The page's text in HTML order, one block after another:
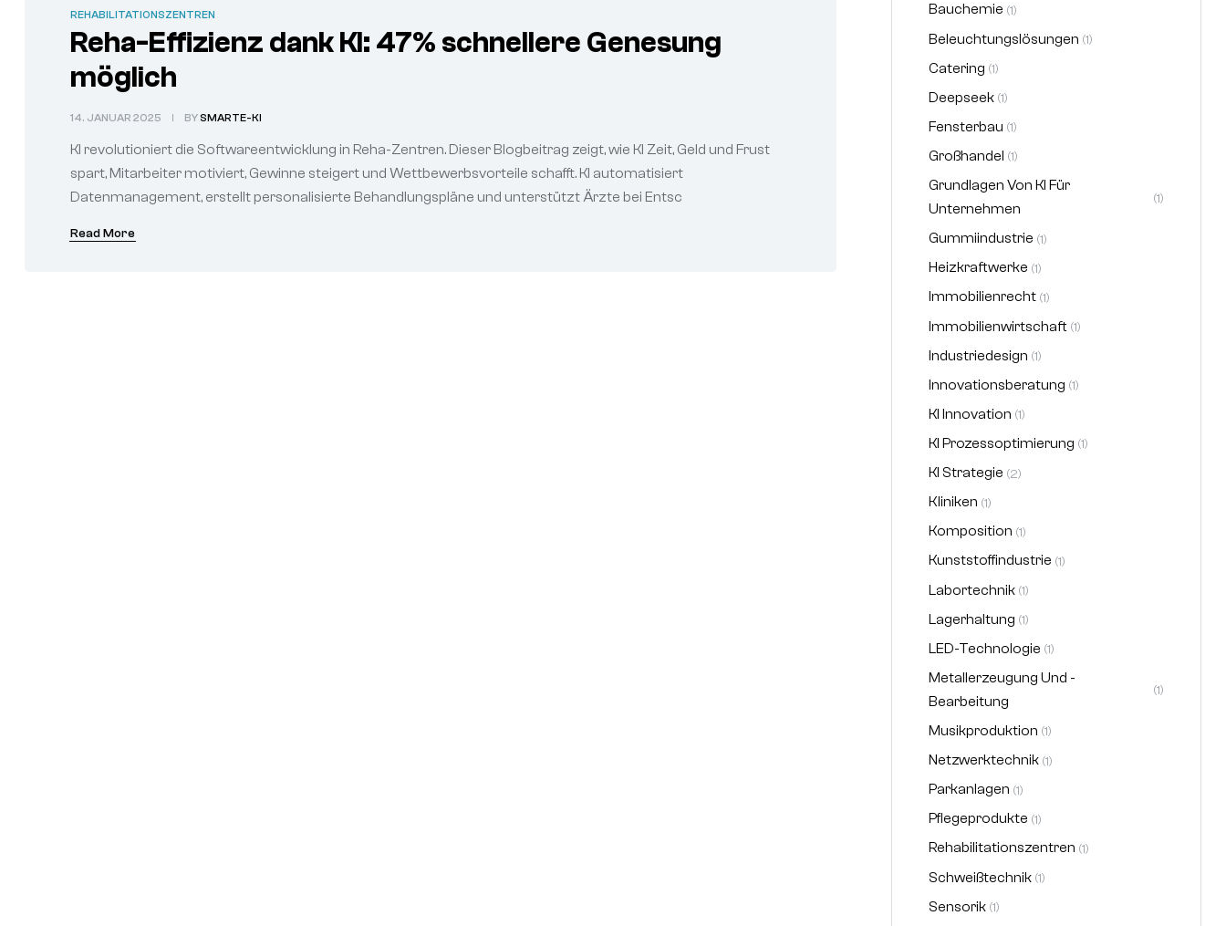
REHABILITATIONSZENTREN
Reha-Effizienz dank KI: 47% schnellere Genesung
möglich
14. JANUAR 2025 BYSMARTE-KI
KI revolutioniert die Softwareentwicklung in Reha-Zentren. Dieser Blogbeitrag zeigt, wie KI Zeit, Geld und Frust
spart, Mitarbeiter motiviert, Gewinne steigert und Wettbewerbsvorteile schafft. KI automatisiert
Datenmanagement, erstellt personalisierte Behandlungspläne und unterstützt Ärzte bei Entsc
Read More
Bauchemie (1)
Beleuchtungslösungen (1)
Catering (1)
Deepseek (1)
Fensterbau (1)
Großhandel (1)
Grundlagen Von KI Für
Unternehmen
(1)
Gummiindustrie (1)
Heizkraftwerke (1)
Immobilienrecht (1)
Immobilienwirtschaft (1)
Industriedesign (1)
Innovationsberatung (1)
KI Innovation (1)
KI Prozessoptimierung (1)
KI Strategie (2)
Kliniken (1)
Komposition (1)
Kunststoffindustrie (1)
Labortechnik (1)
Lagerhaltung (1)
LED-Technologie (1)
Metallerzeugung Und -
Bearbeitung
(1)
Musikproduktion (1)
Netzwerktechnik (1)
Parkanlagen (1)
Pflegeprodukte (1)
Rehabilitationszentren (1)
Schweißtechnik (1)
Sensorik (1)